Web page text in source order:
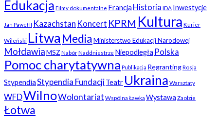
Edukacja Filmy dokumentalne Francja Historia IDA Inwestycje
Jan Paweł II Kazachstan Koncert KPRM Kultura Kurier
Wileński Litwa MediaMinisterstwo Edukacji Narodowej
MołdawiaMSZ NabórNaddniestrze Niepodległa Polska
Pomoc charytatywna Publikacja RegrantingRosja
StypendiaStypendia FundacjiTeatr Ukraina Warsztaty
WFDWilnoWolontariat Wspólna Ławka Wystawa Zaolzie
Łotwa